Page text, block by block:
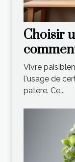
Choisir
Vivre
l'usage de
patère. Ce...